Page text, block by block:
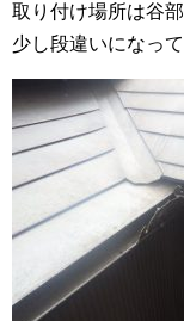
取り付け場所は谷
少し段違いになっ